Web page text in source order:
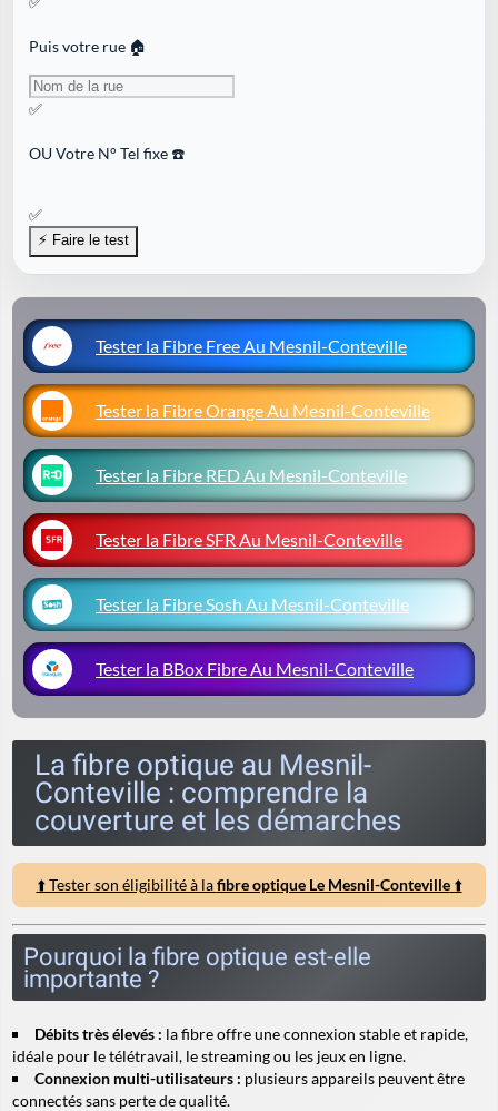
Puis votre rue 🏠
✅
OUVotre N° Tel fixe ☎️
✅
Tester la Fibre Free Au Mesnil-Conteville
Tester la Fibre Orange Au Mesnil-Conteville
Tester la Fibre RED Au Mesnil-Conteville
Tester la Fibre SFR Au Mesnil-Conteville
Tester la Fibre Sosh Au Mesnil-Conteville
Tester la BBox Fibre Au Mesnil-Conteville
La fibre optique au Mesnil-
Conteville : comprendre la
couverture et les démarches
⬆️ Tester son éligibilité à lafibre optique Le Mesnil-Conteville⬆️
Pourquoi la fibre optique est-elle
importante ?
Débits très élevés : la fibre offre une connexion stable et rapide,
idéale pour le télétravail, le streaming ou les jeux en ligne.
Connexion multi-utilisateurs : plusieurs appareils peuvent être
connectés sans perte de qualité.